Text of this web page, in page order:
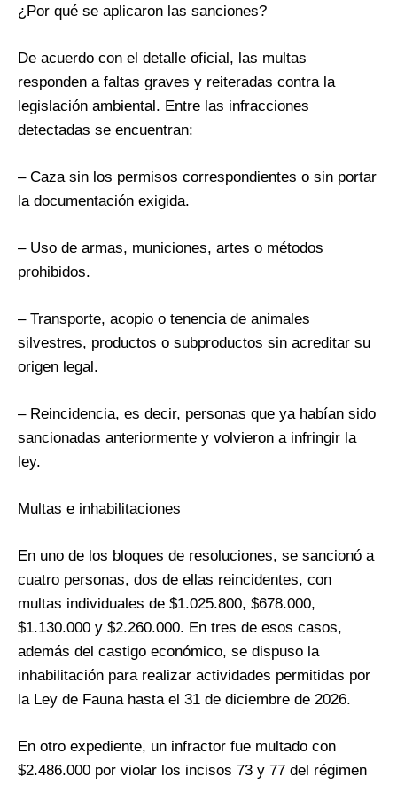
¿Por qué se aplicaron las sanciones?
De acuerdo con el detalle oficial, las multas
responden a faltas graves y reiteradas contra la
legislación ambiental. Entre las infracciones
detectadas se encuentran:
– Caza sin los permisos correspondientes o sin portar
la documentación exigida.
– Uso de armas, municiones, artes o métodos
prohibidos.
– Transporte, acopio o tenencia de animales
silvestres, productos o subproductos sin acreditar su
origen legal.
– Reincidencia, es decir, personas que ya habían sido
sancionadas anteriormente y volvieron a infringir la
ley.
Multas e inhabilitaciones
En uno de los bloques de resoluciones, se sancionó a
cuatro personas, dos de ellas reincidentes, con
multas individuales de $1.025.800, $678.000,
$1.130.000 y $2.260.000. En tres de esos casos,
además del castigo económico, se dispuso la
inhabilitación para realizar actividades permitidas por
la Ley de Fauna hasta el 31 de diciembre de 2026.
En otro expediente, un infractor fue multado con
$2.486.000 por violar los incisos 73 y 77 del régimen